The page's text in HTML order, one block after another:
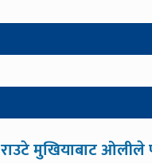
राउटे मुखियाबाट ओलीले